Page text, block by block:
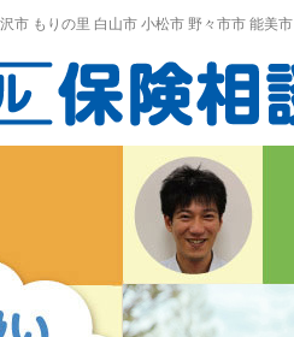
市 もりの里 白山市 小松市 野々市市 能美市